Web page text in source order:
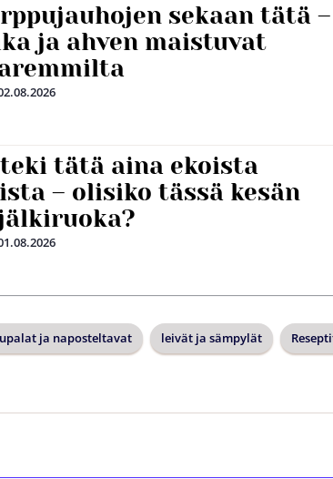
sekaan tätä –
ja ahven maistuvat
tätä aina ekoista
– olisiko tässä kesän
ja naposteltavat leivät ja sämpylät